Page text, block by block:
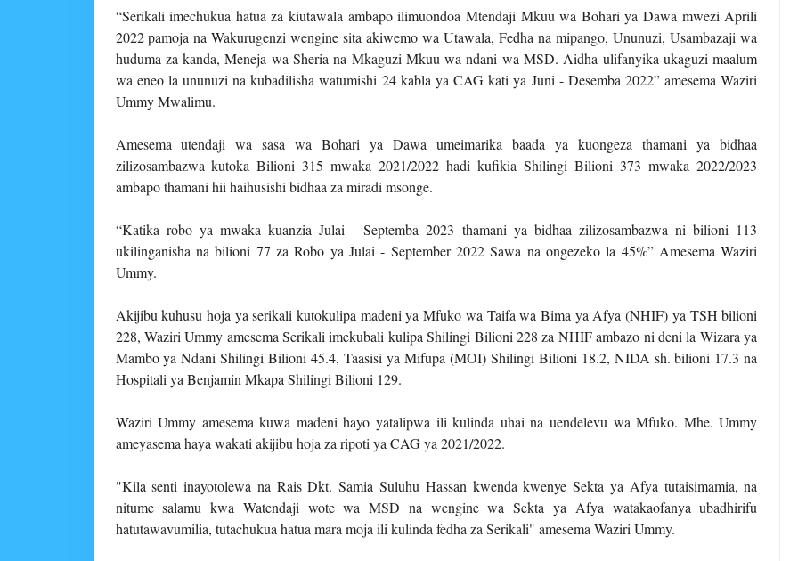
“Serikali imechukua hatua za kiutawala ambapo ilimuondoa Mtendaji Mkuu wa Bohari ya Dawa mwezi Aprili
2022 pamoja na Wakurugenzi wengine sita akiwemo wa Utawala, Fedha na mipango, Ununuzi, Usambazaji wa
huduma za kanda, Meneja wa Sheria na Mkaguzi Mkuu wa ndani wa MSD. Aidha ulifanyika ukaguzi maalum
wa eneo la ununuzi na kubadilisha watumishi 24 kabla ya CAG kati ya Juni - Desemba 2022” amesema Waziri
Ummy Mwalimu.
Amesema utendaji wa sasa wa Bohari ya Dawa umeimarika baada ya kuongeza thamani ya bidhaa
zilizosambazwa kutoka Bilioni 315 mwaka 2021/2022 hadi kufikia Shilingi Bilioni 373 mwaka 2022/2023
ambapo thamani hii haihusishi bidhaa za miradi msonge.
“Katika robo ya mwaka kuanzia Julai - Septemba 2023 thamani ya bidhaa zilizosambazwa ni bilioni 113
ukilinganisha na bilioni 77 za Robo ya Julai - September 2022 Sawa na ongezeko la 45%” Amesema Waziri
Ummy.
Akijibu kuhusu hoja ya serikali kutokulipa madeni ya Mfuko wa Taifa wa Bima ya Afya (NHIF) ya TSH bilioni
228, Waziri Ummy amesema Serikali imekubali kulipa Shilingi Bilioni 228 za NHIF ambazo ni deni la Wizara ya
Mambo ya Ndani Shilingi Bilioni 45.4, Taasisi ya Mifupa (MOI) Shilingi Bilioni 18.2, NIDA sh. bilioni 17.3 na
Hospitali ya Benjamin Mkapa Shilingi Bilioni 129.
Waziri Ummy amesema kuwa madeni hayo yatalipwa ili kulinda uhai na uendelevu wa Mfuko. Mhe. Ummy
ameyasema haya wakati akijibu hoja za ripoti ya CAG ya 2021/2022.
"Kila senti inayotolewa na Rais Dkt. Samia Suluhu Hassan kwenda kwenye Sekta ya Afya tutaisimamia, na
nitume salamu kwa Watendaji wote wa MSD na wengine wa Sekta ya Afya watakaofanya ubadhirifu
hatutawavumilia, tutachukua hatua mara moja ili kulinda fedha za Serikali" amesema Waziri Ummy.